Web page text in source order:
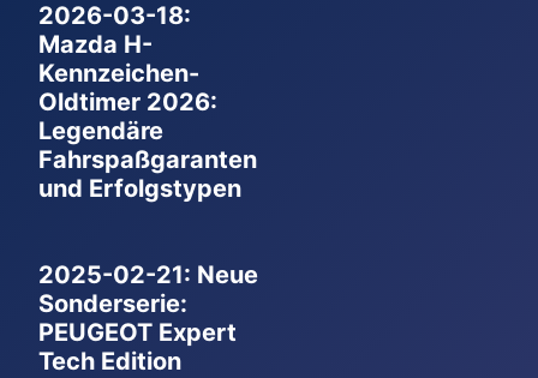
2026-03-18:
Mazda H-
Kennzeichen-
Oldtimer 2026:
Legendäre
Fahrspaßgaranten
und Erfolgstypen
2025-02-21: Neue
Sonderserie:
PEUGEOT Expert
Tech Edition